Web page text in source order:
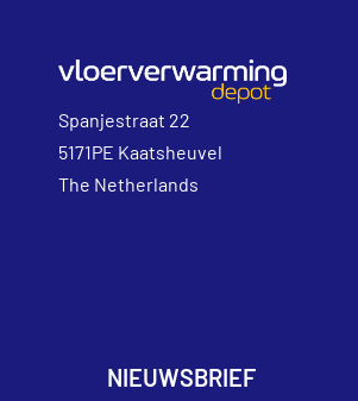
Spanjestraat 22
5171PE Kaatsheuvel
The Netherlands
NIEUWSBRIEF